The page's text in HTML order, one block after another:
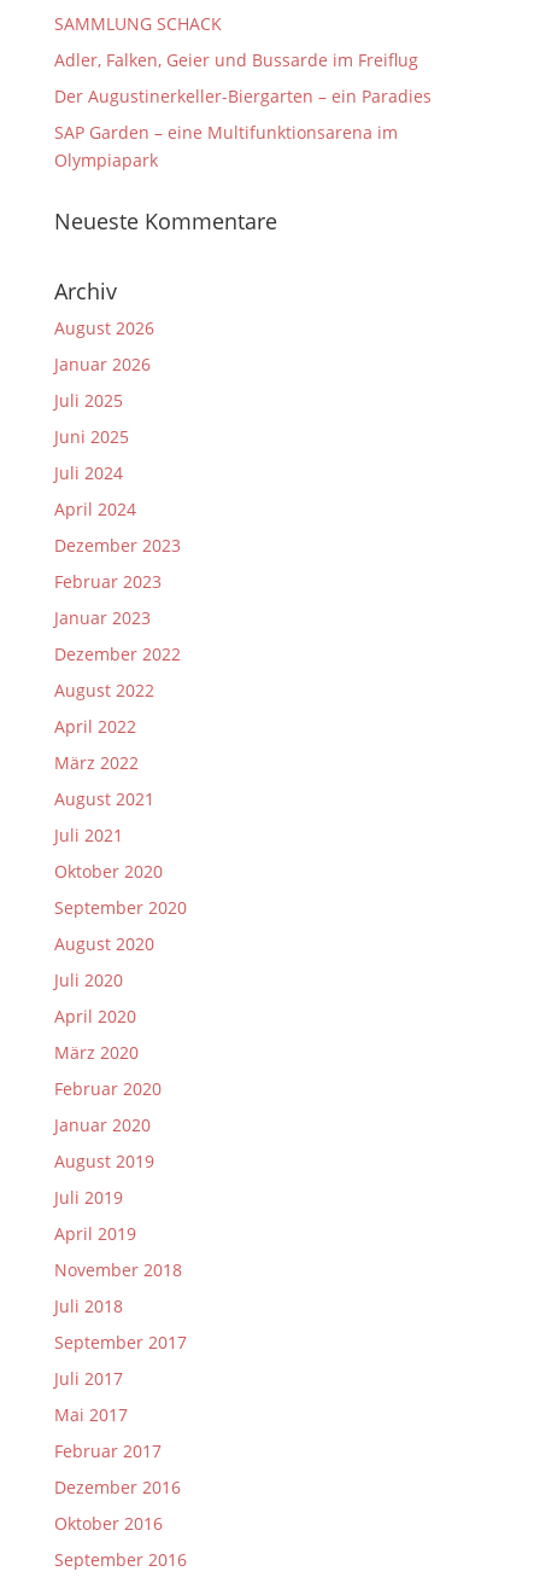
SAMMLUNG SCHACK
Adler, Falken, Geier und Bussarde im Freiflug
Der Augustinerkeller-Biergarten – ein Paradies
SAP Garden – eine Multifunktionsarena im
Olympiapark
Neueste Kommentare
Archiv
August 2026
Januar 2026
Juli 2025
Juni 2025
Juli 2024
April 2024
Dezember 2023
Februar 2023
Januar 2023
Dezember 2022
August 2022
April 2022
März 2022
August 2021
Juli 2021
Oktober 2020
September 2020
August 2020
Juli 2020
April 2020
März 2020
Februar 2020
Januar 2020
August 2019
Juli 2019
April 2019
November 2018
Juli 2018
September 2017
Juli 2017
Mai 2017
Februar 2017
Dezember 2016
Oktober 2016
September 2016